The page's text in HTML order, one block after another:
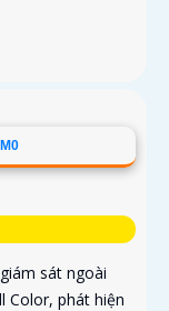
sát ngoài
Color, phát hiện